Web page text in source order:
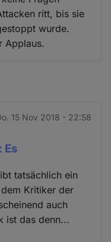
ritt, bis sie
wurde.
Applaus.
15 Nov 2018 - 22:58
Es
tatsächlich ein
Kritiker der
auch
ist das denn...